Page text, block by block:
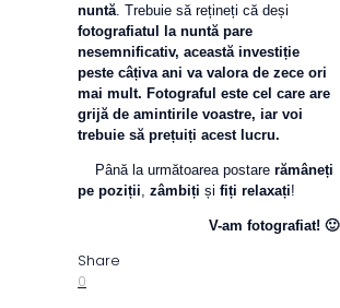
nuntă. Trebuie să rețineți că deși
fotografiatul la nuntă pare
nesemnificativ, această investiție
peste câțiva ani va valora de zece ori
mai mult. Fotograful este cel care are
grijă de amintirile voastre, iar voi
trebuie să prețuiți acest lucru.
Până la următoarea postare rămâneți
pe poziții, zâmbiți și fiți relaxați!
V-am fotografiat! 🙂
Share
0